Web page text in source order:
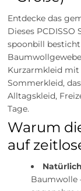
Entdecke das
Dieses PCDISSO
spoonbill
Kurzarmkleid mit
Sommerkleid,
Alltagskleid,
Tage.
Warum
auf
Baumwolle